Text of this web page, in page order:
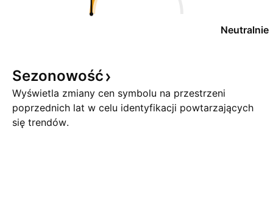
Neutralnie
Sezonowość
Wyświetla zmiany cen symbolu na przestrzeni
poprzednich lat w celu identyfikacji powtarzających
się trendów.